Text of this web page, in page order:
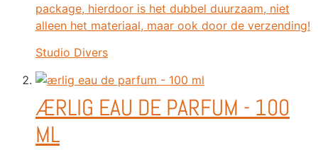
package, hierdoor is het dubbel duurzaam, niet
alleen het materiaal, maar ook door de verzending!
Studio Divers
ÆRLIG EAU DE PARFUM - 100
ML